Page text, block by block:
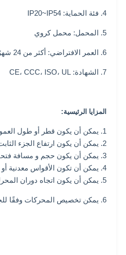
4. فئة الحماية: IP20~IP54
5. المحمل: محمل كروي
6. العمر الافتراضي: أكثر من 24 شهرًا.
7. الشهادة: CE، CCC، ISO، UL
المزايا الرئيسية:
1. يمكن أن يكون قطر أو طول العمود أي شيء حسب احتياجات العملاء.
2. يمكن أن يكون ارتفاع الجزء الثابت أي شيء من 10 مم إلى 50 مم.
3. يمكن أن يكون حجم و مسافة فتحات التركيب أي شيء حسب احتياجات العملاء
4. يمكن أن تكون الأقواس معدنية أو ألومنيوم. يمكن تغيير ارتفاعها.
5. يمكن أن يكون اتجاه دوران المحرك في اتجاه عقارب الساعة أو عكس اتجاه عقارب الساعة.
6. يمكن تخصيص المحركات وفقًا للجهود والترددات وسرعة الدوران المختلفة.